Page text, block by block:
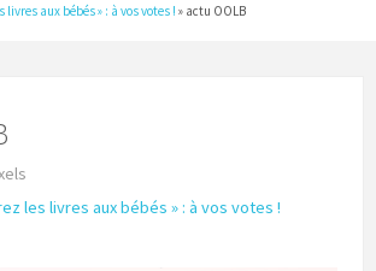
livres aux bébés » : à vos votes ! » actu OOLB
les livres aux bébés » : à vos votes !